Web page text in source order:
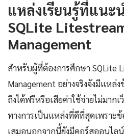
แหล่งเรียนรู้ที่แนะ
SQLite
Management
สำหรับผู้ที่ต้องการศึกษา SQLite
Management อย่างจริงจังมีแหล่
ถึงได้ฟรีหรือเสียค่าใช้จ่ายไม่มาก
ทางการเป็นแหล่งที่ดีที่สุดเพราะ
เสมอนอกจากนี้ยังมีคอร์สออนไลน์